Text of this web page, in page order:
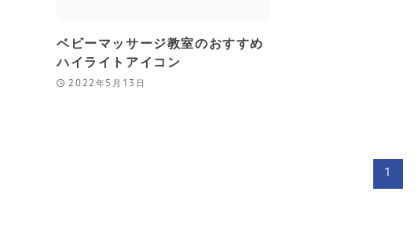
ベビーマッサージ教室のおすすめ
ハイライトアイコン
2022年5月13日
1